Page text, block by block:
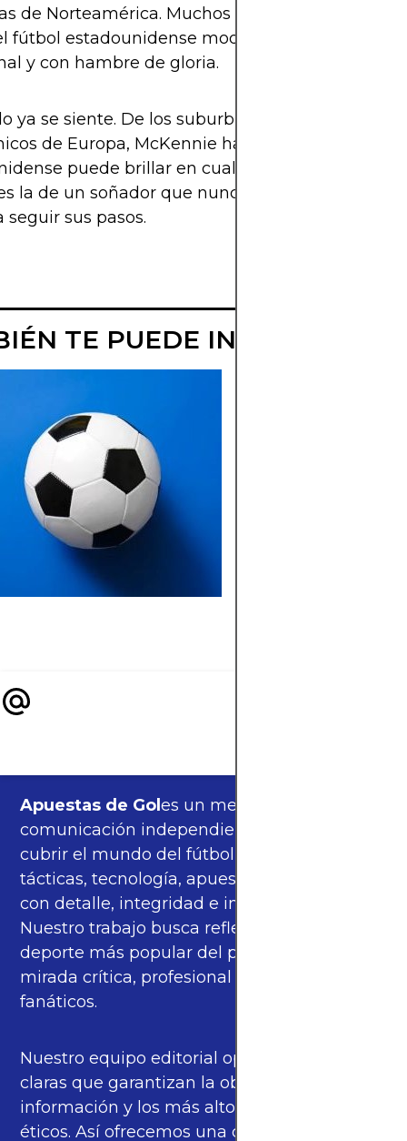
de Norteamérica. Muchos analistas lo ven
fútbol estadounidense moderno: competitivo,
y con hambre de gloria.
ya se siente. De los suburbios de Texas a los
de Europa, McKennie ha demostrado que
puede brillar en cualquier liga del
la de un soñador que nunca se rindió y que
seguir sus pasos.
TE PUEDE INTERESAR
Apuestas de Goles un medio de
comunicación independiente, orgulloso de
cubrir el mundo del fútbol —partidos,
tácticas, tecnología, apuestas y cultura—
con detalle, integridad e imparcialidad.
Nuestro trabajo busca reflejar la pasión del
deporte más popular del planeta con una
mirada crítica, profesional y cercana a los
fanáticos.
Nuestro equipo editorial opera bajo pautas
claras que garantizan la objetividad de la
información y los más altos estándares
éticos. Así ofrecemos una cobertura